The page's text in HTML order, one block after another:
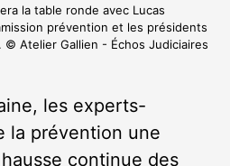
la table ronde avec Lucas
prévention et les présidents
Atelier Gallien - Échos Judiciaires
les experts-
la prévention une
continue des